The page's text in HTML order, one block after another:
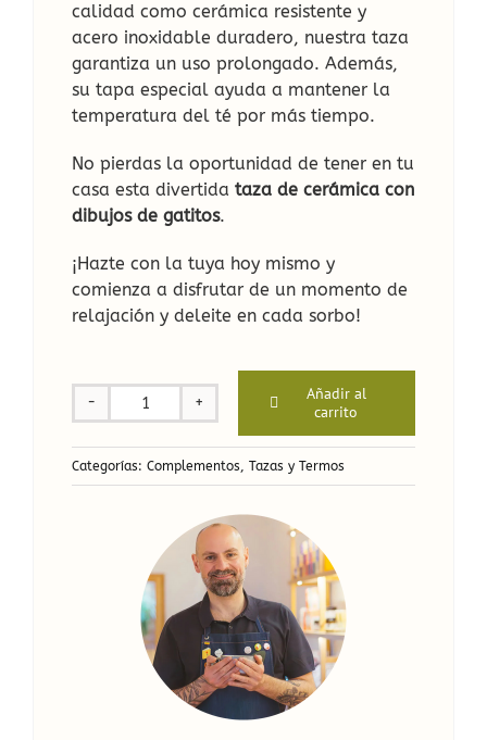
calidad como cerámica resistente y
acero inoxidable duradero, nuestra taza
garantiza un uso prolongado. Además,
su tapa especial ayuda a mantener la
temperatura del té por más tiempo.
No pierdas la oportunidad de tener en tu
casa esta divertida taza de cerámica con
dibujos de gatitos.
¡Hazte con la tuya hoy mismo y
comienza a disfrutar de un momento de
relajación y deleite en cada sorbo!
Taza
cerámica
Gatitos
mar.
cantidad
Añadir al
carrito
Categorías: Complementos, Tazas y Termos